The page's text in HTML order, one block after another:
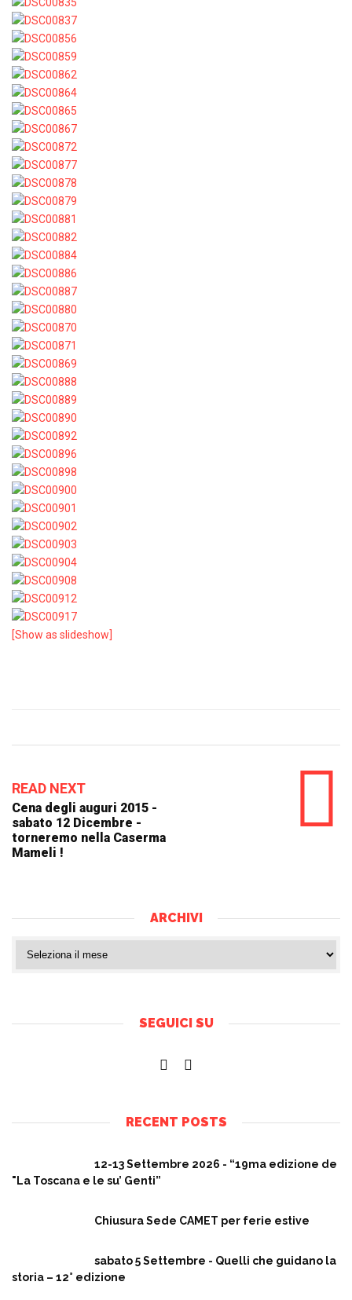
[Show as slideshow]
READ NEXT
Cena degli auguri 2015 -
sabato 12 Dicembre -
torneremo nella Caserma
Mameli !
ARCHIVI
SEGUICI SU
RECENT POSTS
12-13 Settembre 2026 - “19ma edizione de
"La Toscana e le su’ Genti”
Chiusura Sede CAMET per ferie estive
sabato 5 Settembre - Quelli che guidano la
storia – 12° edizione